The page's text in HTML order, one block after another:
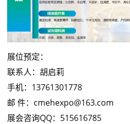
展位预定：
联系人：胡启莉
手机：13761301778
邮 件：cmehexpo@163.com
展会咨询QQ：515616785